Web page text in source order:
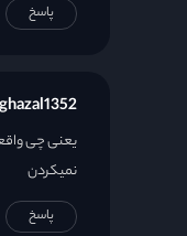
پاسخ
ghazal1352
یعنی چی
نمیکردن
پاسخ